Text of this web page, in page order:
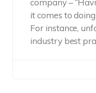
company –
it comes to
For instance,
industry best